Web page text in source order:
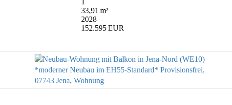
1
33,91 m²
2028
152.595 EUR